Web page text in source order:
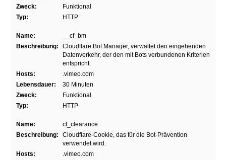
Zweck:
Funktional
Typ:
HTTP
Name:
__cf_bm
Beschreibung:
Cloudflare Bot Manager, verwaltet den eingehenden
Datenverkehr, der den mit Bots verbundenen Kriterien
entspricht.
Hosts:
.vimeo.com
Lebensdauer:
30 Minuten
Zweck:
Funktional
Typ:
HTTP
Name:
cf_clearance
Beschreibung:
Cloudflare-Cookie, das für die Bot-Prävention
verwendet wird.
Hosts:
.vimeo.com